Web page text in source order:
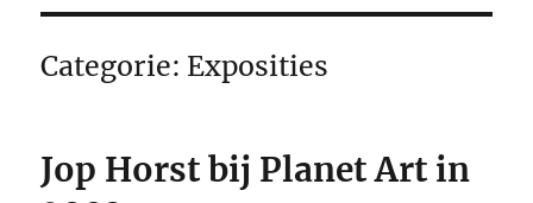
Categorie: Exposities
Jop Horst bij Planet Art in